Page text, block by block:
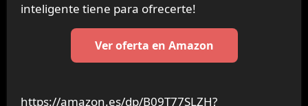
inteligente tiene para ofrecerte!
Ver oferta en Amazon
https://amazon.es/dp/B09T77SLZH?